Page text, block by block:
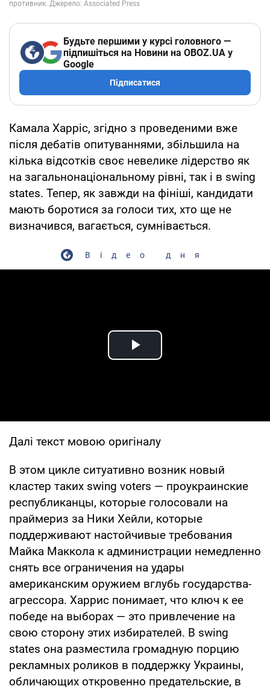
Будьте першими у курсі головного —
підпишіться на Новини на OBOZ.UA у
Google
Підписатися
Камала Харріс, згідно з проведеними вже
після дебатів опитуваннями, збільшила на
кілька відсотків своє невелике лідерство як
на загальнонаціональному рівні, так і в swing
states. Тепер, як завжди на фініші, кандидати
мають боротися за голоси тих, хто ще не
визначився, вагається, сумнівається.
Відео дня
Play Video
Далі текст мовою оригіналу
В этом цикле ситуативно возник новый
кластер таких swing voters — проукраинские
республиканцы, которые голосовали на
праймериз за Ники Хейли, которые
поддерживают настойчивые требования
Майка Маккола к администрации немедленно
снять все ограничения на удары
американским оружием вглубь государства-
агрессора. Харрис понимает, что ключ к ее
победе на выборах — это привлечение на
свою сторону этих избирателей. В swing
states она разместила громадную порцию
рекламных роликов в поддержку Украины,
обличающих откровенно предательские, в